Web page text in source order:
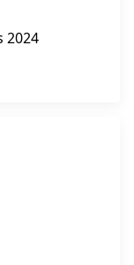
2024